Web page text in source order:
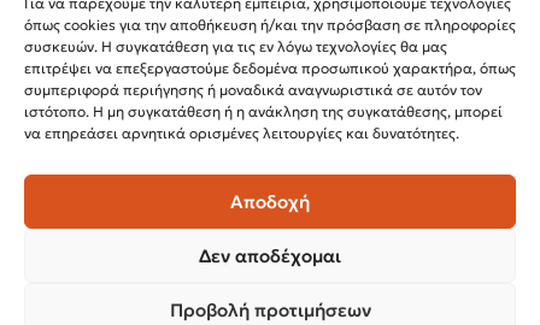
όπως cookies για την αποθήκευση ή/και την πρόσβαση σε πληροφορίες
συσκευών. Η συγκατάθεση για τις εν λόγω τεχνολογίες θα μας
επιτρέψει να επεξεργαστούμε δεδομένα προσωπικού χαρακτήρα, όπως
συμπεριφορά περιήγησης ή μοναδικά αναγνωριστικά σε αυτόν τον
ιστότοπο. Η μη συγκατάθεση ή η ανάκληση της συγκατάθεσης, μπορεί
να επηρεάσει αρνητικά ορισμένες λειτουργίες και δυνατότητες.
Αποδοχή
Δεν αποδέχομαι
Προβολή προτιμήσεων
Εγνατίας 112, 3ος όροφος, 54622,
Θεσσαλονίκη
Ώρες λειτουργίας:
Δευτέρα – Παρασκευή, 10:00 –14:00